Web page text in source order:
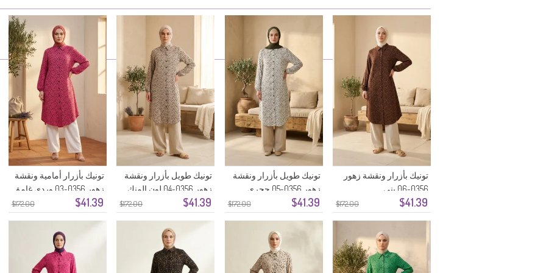
$172.00 $41.39
تونيك بأزرار ونقشة زهور
0356-06 بني
$172.00 $41.39
تونيك طويل بأزرار ونقشة
زهور 0356-05 حجري
$172.00 $41.39
تونيك طويل بأزرار ونقشة
زهور 0356-04 لون المنك
$172.00 $41.39
تونيك بأزرار أمامية ونقشة
زهور 0356-03 وردي غامق